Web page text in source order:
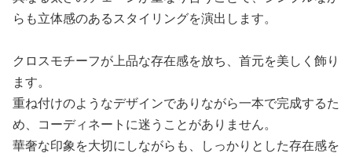
らも立体感のあるスタイリングを演出します。
クロスモチーフが上品な存在感を放ち、首元を美しく飾り
ます。
重ね付けのようなデザインでありながら一本で完成するた
め、コーディネートに迷うことがありません。
華奢な印象を大切にしながらも、しっかりとした存在感を